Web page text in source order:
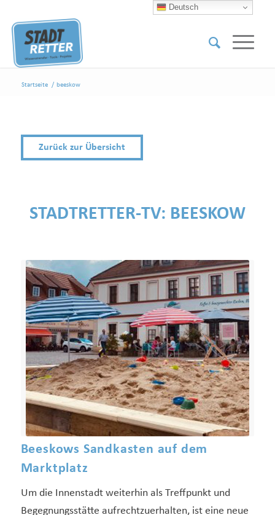
Startseite / beeskow
Zurück zur Übersicht
STADTRETTER-TV: BEESKOW
Beeskows Sandkasten auf dem
Marktplatz
Um die Innenstadt weiterhin als Treffpunkt und
Begegnungsstätte aufrechtzuerhalten, ist eine neue
Deutsch